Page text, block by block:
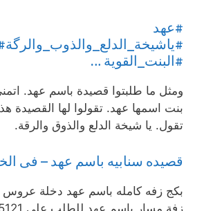
#عهد
#البنت_القوية …
ومثل ما طلبتوا قصيدة باسم عهد.
بنت اسمها عهد. تقولوا لها القصيدة
تقول. يا شيخة الدلع والذوق والرقة.
قصيده سنابيه باسم عهد – فى
بكج زفه كامله باسم عهد دخلة